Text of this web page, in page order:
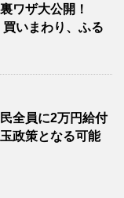
ワザ大公開！
いまわり、ふる
全員に2万円給付
政策となる可能